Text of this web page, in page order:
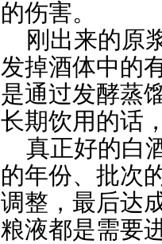
的伤害。
刚出来的原
发掉酒体中的
是通过发酵蒸
长期饮用的话
真正好的白
的年份、批次
调整，最后达
粮液都是需要